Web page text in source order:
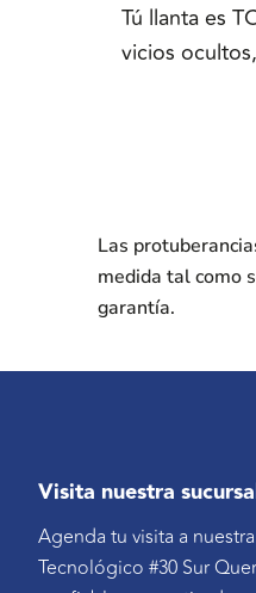
Tú llanta es
vicios
Las
medida tal como
garantía.
Visita nuestra
Agenda tu visita a
Tecnológico #30 Sur